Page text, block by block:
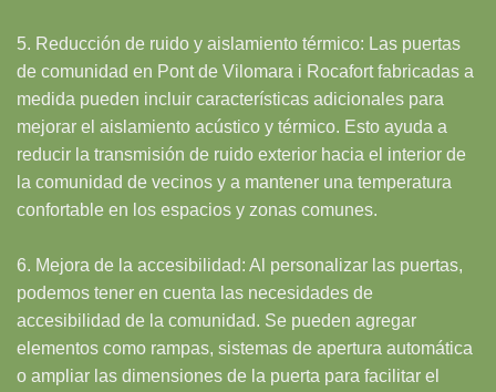
5. Reducción de ruido y aislamiento térmico: Las puertas
de comunidad en Pont de Vilomara i Rocafort fabricadas a
medida pueden incluir características adicionales para
mejorar el aislamiento acústico y térmico. Esto ayuda a
reducir la transmisión de ruido exterior hacia el interior de
la comunidad de vecinos y a mantener una temperatura
confortable en los espacios y zonas comunes.
6. Mejora de la accesibilidad: Al personalizar las puertas,
podemos tener en cuenta las necesidades de
accesibilidad de la comunidad. Se pueden agregar
elementos como rampas, sistemas de apertura automática
o ampliar las dimensiones de la puerta para facilitar el